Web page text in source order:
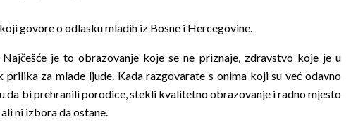
govore o odlasku mladih iz Bosne i Hercegovine.
je to obrazovanje koje se ne priznaje, zdravstvo koje je u
prilika za mlade ljude. Kada razgovarate s onima koji su već odavno
da bi prehranili porodice, stekli kvalitetno obrazovanje i radno mjesto
ni izbora da ostane.